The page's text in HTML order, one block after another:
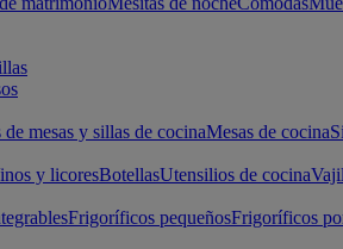
mesas y sillas de cocinaMesas de cocina
y licoresBotellasUtensilios de cocina
Frigoríficos pequeñosFrigoríficos